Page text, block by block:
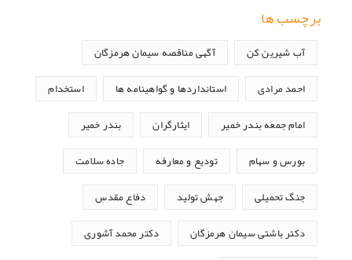
برچسب ها
آب شیرین کن آگهی مناقصه سیمان هرمزگان
احمد مرادی استانداردها و گواهینامه ها استخدام
امام جمعه بندر خمیر ایثارگران بندر خمیر
بورس و سهام تودیع و معارفه جاده سلامت
جنگ تحمیلی جهش تولید دفاع مقدس
دکتر باشتی سیمان هرمزگان دکتر محمد آشوری